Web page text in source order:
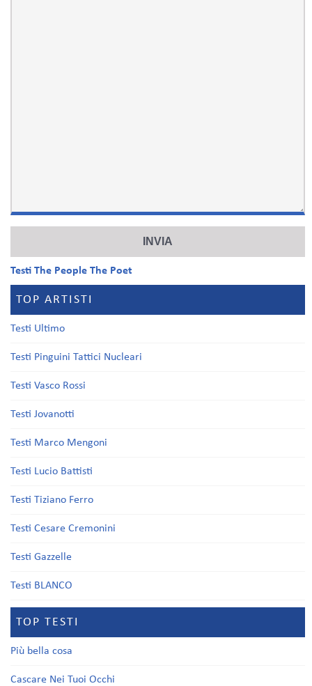
Testi The People The Poet
TOP ARTISTI
Testi Ultimo
Testi Pinguini Tattici Nucleari
Testi Vasco Rossi
Testi Jovanotti
Testi Marco Mengoni
Testi Lucio Battisti
Testi Tiziano Ferro
Testi Cesare Cremonini
Testi Gazzelle
Testi BLANCO
TOP TESTI
Più bella cosa
Cascare Nei Tuoi Occhi